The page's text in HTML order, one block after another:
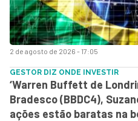
2 de agosto de 2026 - 17:05
GESTOR DIZ ONDE INVESTIR
‘Warren Buffett de
Bradesco (BBDC4),
ações estão baratas na